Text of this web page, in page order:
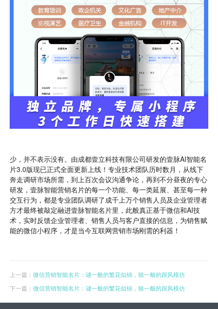
少，并不表示没有。由成都壹立科技有限公司研发的壹脉AI智能名
片3.0版现已正式全面更新上线！专业技术团队历时数月，从线下
奔走调研市场所需，到上百次会议沟通争论，再到不分昼夜的专心
研发，壹脉智能营销名片的每一个功能、每一类延展、甚至每一种
交互行为，都是专业团队调研了成千上万个销售人员及企业管理者
方才最终被敲定融进壹脉智能名片里，此般真正基于微信和AI技
术，实时反馈企业管理者、销售人员与客户直接的信息，为销售赋
能的微信小程序，才是当今互联网营销市场刚需的利器！
上一篇： 微信营销智能名片：谜一般的繁花似锦，狼一般的跟风模仿
下一篇： 微信营销智能名片：谜一般的繁花似锦，狼一般的跟风模仿